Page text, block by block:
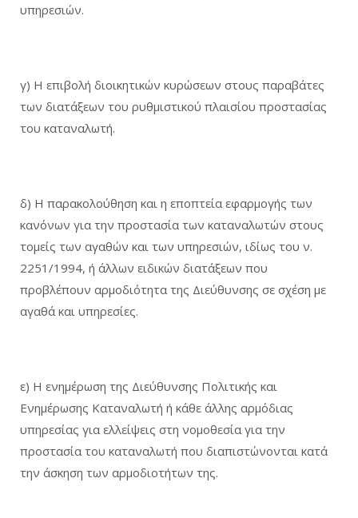
υπηρεσιών.
γ) Η επιβολή διοικητικών κυρώσεων στους παραβάτες
των διατάξεων του ρυθμιστικού πλαισίου προστασίας
του καταναλωτή.
δ) Η παρακολούθηση και η εποπτεία εφαρμογής των
κανόνων για την προστασία των καταναλωτών στους
τομείς των αγαθών και των υπηρεσιών, ιδίως του ν.
2251/1994, ή άλλων ειδικών διατάξεων που
προβλέπουν αρμοδιότητα της Διεύθυνσης σε σχέση με
αγαθά και υπηρεσίες.
ε) Η ενημέρωση της Διεύθυνσης Πολιτικής και
Ενημέρωσης Καταναλωτή ή κάθε άλλης αρμόδιας
υπηρεσίας για ελλείψεις στη νομοθεσία για την
προστασία του καταναλωτή που διαπιστώνονται κατά
την άσκηση των αρμοδιοτήτων της.